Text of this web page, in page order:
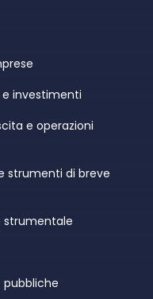
e investimenti
e operazioni
strumenti di breve
strumentale
pubbliche